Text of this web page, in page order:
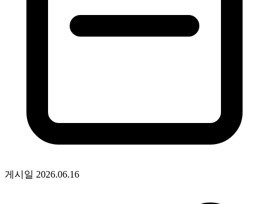
게시일 2026.06.16